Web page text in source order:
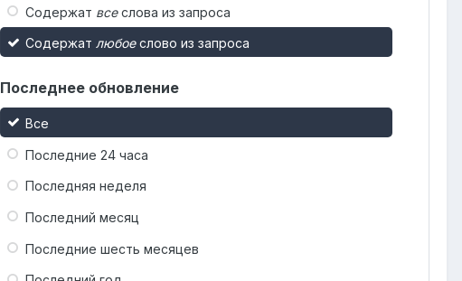
Содержат всеслова из запроса
Содержат любоеслово из запроса
Последнее обновление
Все
Последние 24 часа
Последняя неделя
Последний месяц
Последние шесть месяцев